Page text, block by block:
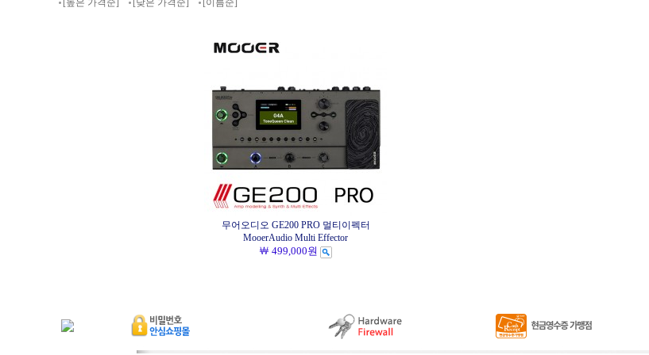
[높은 가격순] [낮은 가격순] [이름순]
무어오디오 GE200 PRO 멀티이펙터
MooerAudio Multi Effector
￦ 499,000원